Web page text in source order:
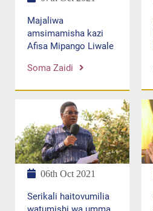
Majaliwa
amsimamisha kazi
Afisa Mipango Liwale
Soma Zaidi
06th Oct 2021
Serikali haitovumilia